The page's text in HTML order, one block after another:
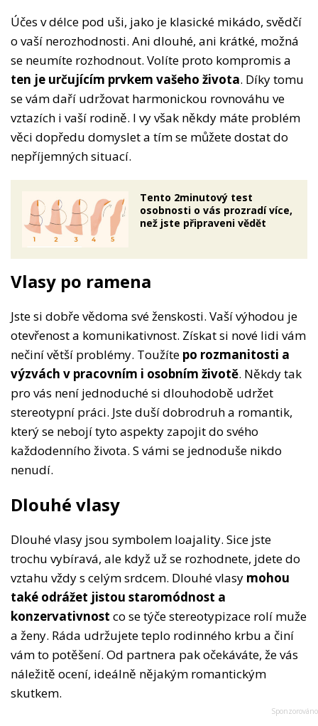
Účes v délce pod uši, jako je klasické mikádo, svědčí
o vaší nerozhodnosti. Ani dlouhé, ani krátké, možná
se neumíte rozhodnout. Volíte proto kompromis a
ten je určujícím prvkem vašeho života. Díky tomu
se vám daří udržovat harmonickou rovnováhu ve
vztazích i vaší rodině. I vy však někdy máte problém
věci dopředu domyslet a tím se můžete dostat do
nepříjemných situací.
Tento 2minutový test
osobnosti o vás prozradí více,
než jste připraveni vědět
Vlasy po ramena
Jste si dobře vědoma své ženskosti. Vaší výhodou je
otevřenost a komunikativnost. Získat si nové lidi vám
nečiní větší problémy. Toužíte po rozmanitosti a
výzvách v pracovním i osobním životě. Někdy tak
pro vás není jednoduché si dlouhodobě udržet
stereotypní práci. Jste duší dobrodruh a romantik,
který se nebojí tyto aspekty zapojit do svého
každodenního života. S vámi se jednoduše nikdo
nenudí.
Dlouhé vlasy
Dlouhé vlasy jsou symbolem loajality. Sice jste
trochu vybíravá, ale když už se rozhodnete, jdete do
vztahu vždy s celým srdcem. Dlouhé vlasy mohou
také odrážet jistou staromódnost a
konzervativnost co se týče stereotypizace rolí muže
a ženy. Ráda udržujete teplo rodinného krbu a činí
vám to potěšení. Od partnera pak očekáváte, že vás
náležitě ocení, ideálně nějakým romantickým
skutkem.